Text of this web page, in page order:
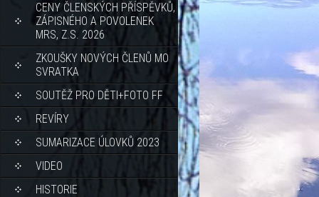
CENY ČLENSKÝCH PŘÍSPĚVKŮ,
ZÁPISNÉHO A POVOLENEK
MRS, Z.S. 2026
ZKOUŠKY NOVÝCH ČLENŮ MO
SVRATKA
SOUTĚŽ PRO DĚTI+FOTO FF
REVÍRY
SUMARIZACE ÚLOVKŮ 2023
VIDEO
HISTORIE